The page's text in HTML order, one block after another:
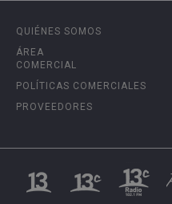
QUIÉNES SOMOS
ÁREA
COMERCIAL
POLÍTICAS COMERCIALES
PROVEEDORES